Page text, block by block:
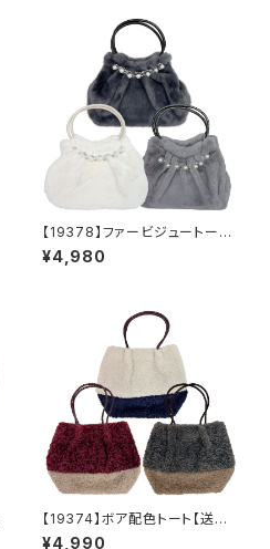
【19378】ファービジュートート
【送料無料】秋冬バッグ 新作
¥4,980
【19374】ボア配色トート【送料
無料】秋冬バッグ 新作
¥4,990